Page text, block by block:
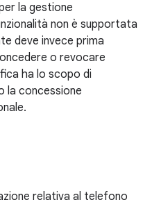
la gestione
non è supportata
deve invece prima
o revocare
ha lo scopo di
la concessione
relativa al telefono